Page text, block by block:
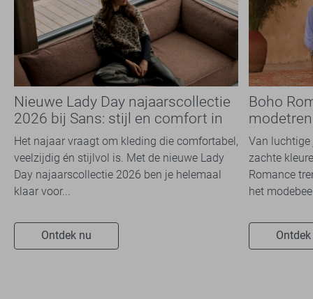
Nieuwe Lady Day najaarscollectie
2026 bij Sans: stijl en comfort in
travelkwaliteit
Het najaar vraagt om kleding die comfortabel,
veelzijdig én stijlvol is. Met de nieuwe Lady
Day najaarscollectie 2026 ben je helemaal
klaar voor...
Ontdek nu
Boho
overal
Van luchtige
zachte
Romance
het